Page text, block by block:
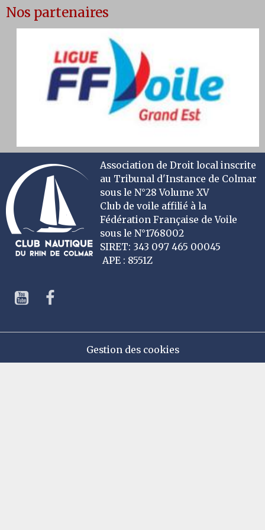
Nos partenaires
Association de Droit local inscrite
au Tribunal d'Instance de Colmar
sous le N°28 Volume XV
Club de voile affilié à la
Fédération Française de Voile
sous le N°1768002
SIRET: 343 097 465 00045
APE : 8551Z
Gestion des cookies